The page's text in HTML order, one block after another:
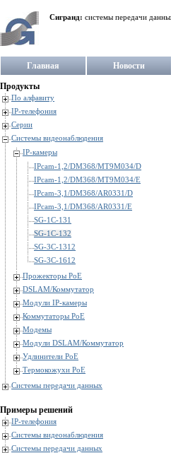
Сигранд: системы передачи
Главная Новости
Продукты
По алфавиту
IP-телефония
Серии
Системы видеонаблюдения
IP-камеры
IPcam-1,2/DM368/MT9M034/D
IPcam-1,2/DM368/MT9M034/E
IPcam-3,1/DM368/AR0331/D
IPcam-3,1/DM368/AR0331/E
SG-1C-131
SG-1C-132
SG-3C-1312
SG-3C-1612
Прожекторы PoE
DSLAM/Коммутатор
Модули IP-камеры
Коммутаторы PoE
Модемы
Модули DSLAM/Коммутатор
Удлинители PoE
Термокожухи PoE
Системы передачи данных
Примеры решений
IP-телефония
Системы видеонаблюдения
Системы передачи данных